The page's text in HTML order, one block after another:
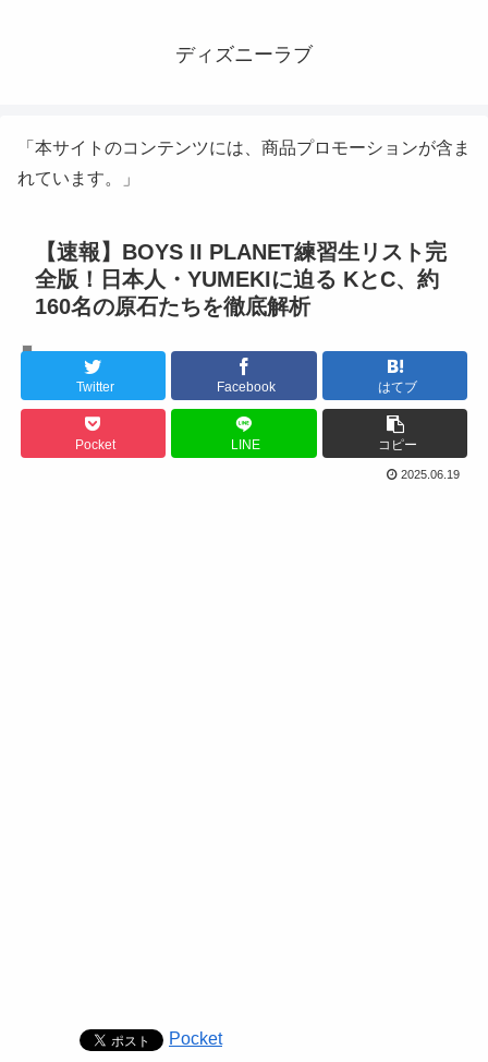
ディズニーラブ
「本サイトのコンテンツには、商品プロモーションが含ま
れています。」
【速報】BOYS II PLANET練習生リスト完
全版！日本人・YUMEKIに迫る KとC、約
160名の原石たちを徹底解析
Twitter Facebook はてブ
Pocket LINE コピー
2025.06.19
Pocket